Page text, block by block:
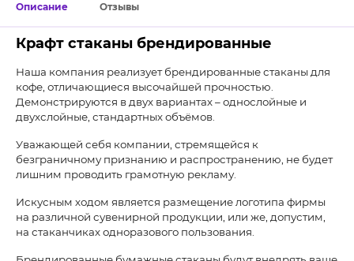
Описание
Крафт стаканы брендированные
Наша компания реализует брендированные стаканы для
кофе, отличающиеся высочайшей прочностью.
Демонстрируются в двух вариантах – однослойные и
двухслойные, стандартных объёмов.
Уважающей себя компании, стремящейся к
безграничному признанию и распространению, не будет
лишним проводить грамотную рекламу.
Искусным ходом является размещение логотипа фирмы
на различной сувенирной продукции, или же, допустим,
на стаканчиках одноразового пользования.
Отзывы